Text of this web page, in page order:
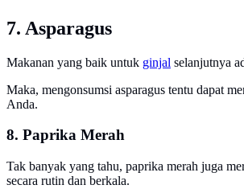
7. Asparagus
Makanan yang baik untuk ginjal selanjutnya
Maka, mengonsumsi asparagus tentu dapat
Anda.
8. Paprika Merah
Tak banyak yang tahu, paprika merah juga
secara rutin dan berkala.